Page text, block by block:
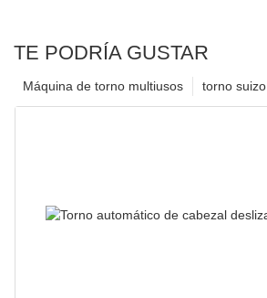
TE PODRÍA GUSTAR
torno suizo
Máquina de torno multiusos